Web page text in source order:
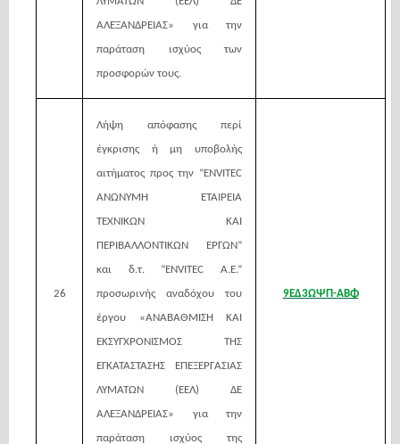
ΑΛΕΞΑΝΔΡΕΙΑΣ» για την
παράταση ισχύος των
προσφορών τους.
26
Λήψη απόφασης περί
έγκρισης ή μη υποβολής
αιτήματος προς την “ENVITEC
ΑΝΩΝΥΜΗ ΕΤΑΙΡΕΙΑ
ΤΕΧΝΙΚΩΝ ΚΑΙ
ΠΕΡΙΒΑΛΛΟΝΤΙΚΩΝ ΕΡΓΩΝ”
και δ.τ. “ENVITEC A.E.”
προσωρινής αναδόχου του
έργου «ΑΝΑΒΑΘΜΙΣΗ ΚΑΙ
ΕΚΣΥΓΧΡΟΝΙΣΜΟΣ ΤΗΣ
ΕΓΚΑΤΑΣΤΑΣΗΣ ΕΠΕΞΕΡΓΑΣΙΑΣ
ΛΥΜΑΤΩΝ (ΕΕΛ) ΔΕ
ΑΛΕΞΑΝΔΡΕΙΑΣ» για την
παράταση ισχύος της
9ΕΔ3ΩΨΠ-ΑΒΦ